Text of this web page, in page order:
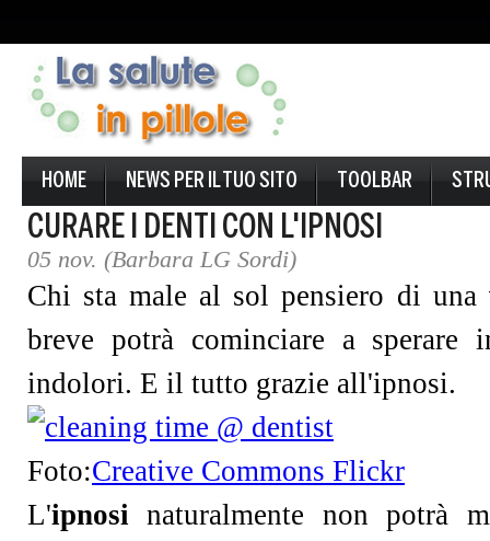
HOME NEWS PER IL TUO SITO TOOLBAR
CURARE I DENTI CON L'IPNOSI
05 nov. (Barbara LG Sordi)
Chi sta male al sol pensiero di una
breve potrà cominciare a sperare
indolori. E il tutto grazie all'ipnosi.
Foto:Creative Commons Flickr
L'ipnosi naturalmente non potrà